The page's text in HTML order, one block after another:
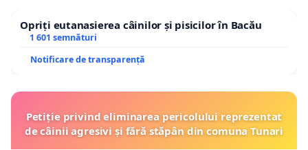
Opriți eutanasierea câinilor și pisicilor în Bacău
1 601 semnături
Notificare de transparență
Petiție privind eliminarea pericolului reprezentat
de câinii agresivi și fără stăpân din comuna Tunari